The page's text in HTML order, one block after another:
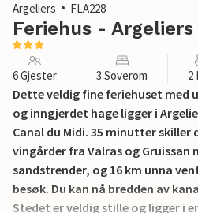
Argeliers
FLA228
Feriehus -
6 Gjester 3 Soverom 2
Dette veldig fine feriehuset med
og inngjerdet hage ligger i
Canal du Midi. 35 minutter skiller
vingårder fra Valras og Gruissan
sandstrender, og 16 km unna
besøk. Du kan nå bredden av
Stedet er veldig stille og ligger i